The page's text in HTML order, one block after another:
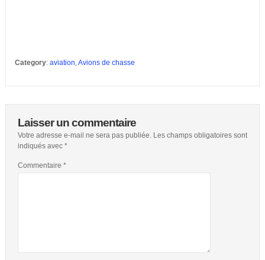
Category: aviation,Avions de chasse
Laisser un commentaire
Votre adresse e-mail ne sera pas publiée. Les champs obligatoires sont
indiqués avec *
Commentaire *